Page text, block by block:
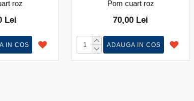
roz
Lei
IN COS
Pom cuart roz
70,00 Lei
ADAUGA IN COS